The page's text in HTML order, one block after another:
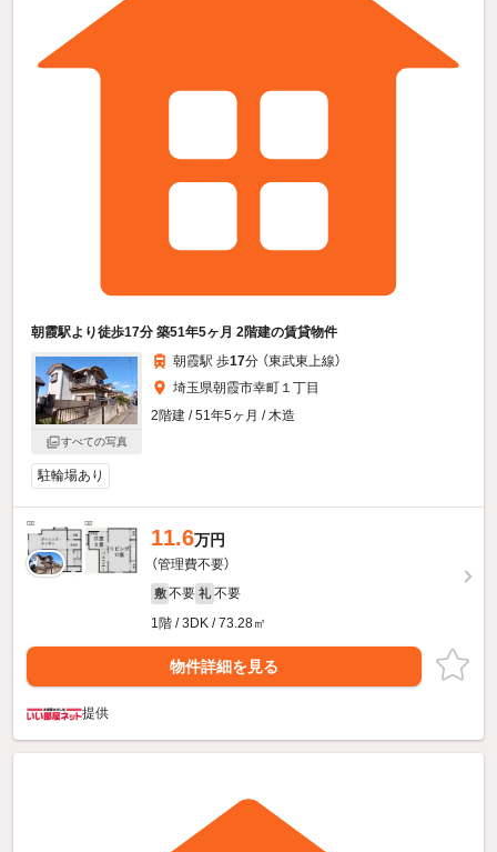
朝霞駅より徒歩17分 築51年5ヶ月 2階建の賃貸物件
すべての写真
朝霞駅 歩17分 （東武東上線）
埼玉県朝霞市幸町１丁目
2階建 / 51年5ヶ月 / 木造
駐輪場あり
11.6万円
（管理費不要）
敷 不要 礼 不要
1階 / 3DK / 73.28㎡
物件詳細を見る
提供